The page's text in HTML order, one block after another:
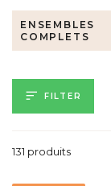
ENSEMBLES
COMPLETS
FILTER
131 produits